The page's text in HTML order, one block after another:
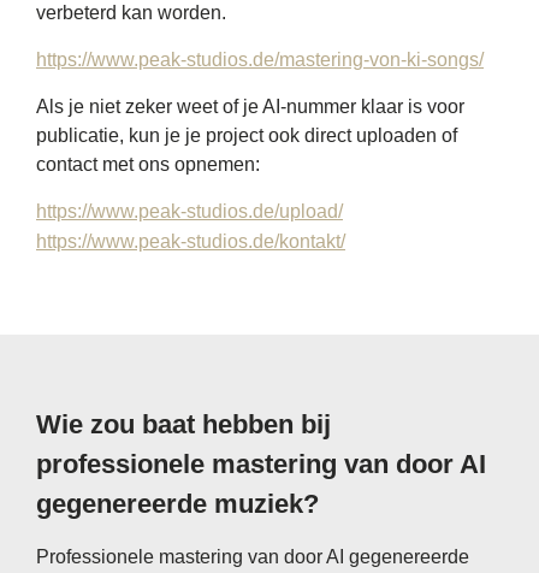
verbeterd kan worden.
https://www.peak-studios.de/mastering-von-ki-songs/
Als je niet zeker weet of je AI-nummer klaar is voor
publicatie, kun je je project ook direct uploaden of
contact met ons opnemen:
https://www.peak-studios.de/upload/
https://www.peak-studios.de/kontakt/
Wie zou baat hebben bij
professionele mastering van door AI
gegenereerde muziek?
Professionele mastering van door AI gegenereerde